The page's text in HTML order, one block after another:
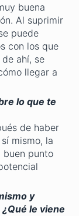
buena
Al suprimir
puede
con los que
ahí, se
llegar a
lo que te
de haber
mismo, la
buen punto
y
le viene